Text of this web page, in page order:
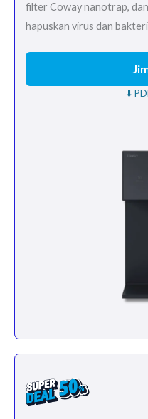
filter Coway nanotrap,
hapuskan virus dan
⬇️